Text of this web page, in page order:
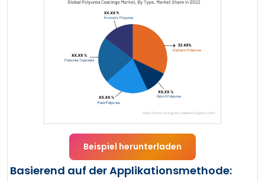
Beispiel herunterladen
Basierend auf der Applikationsmethode: